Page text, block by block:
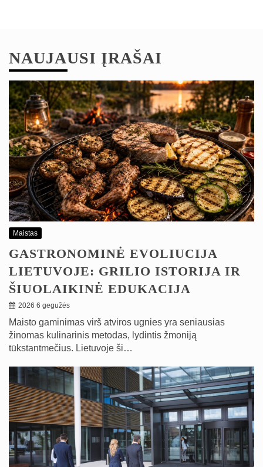
NAUJAUSI ĮRAŠAI
Maistas
GASTRONOMINĖ EVOLIUCIJA
LIETUVOJE: GRILIO ISTORIJA IR
ŠIUOLAIKINĖ EDUKACIJA
2026 6 gegužės
Maisto gaminimas virš atviros ugnies yra seniausias
žinomas kulinarinis metodas, lydintis žmoniją
tūkstantmečius. Lietuvoje ši…